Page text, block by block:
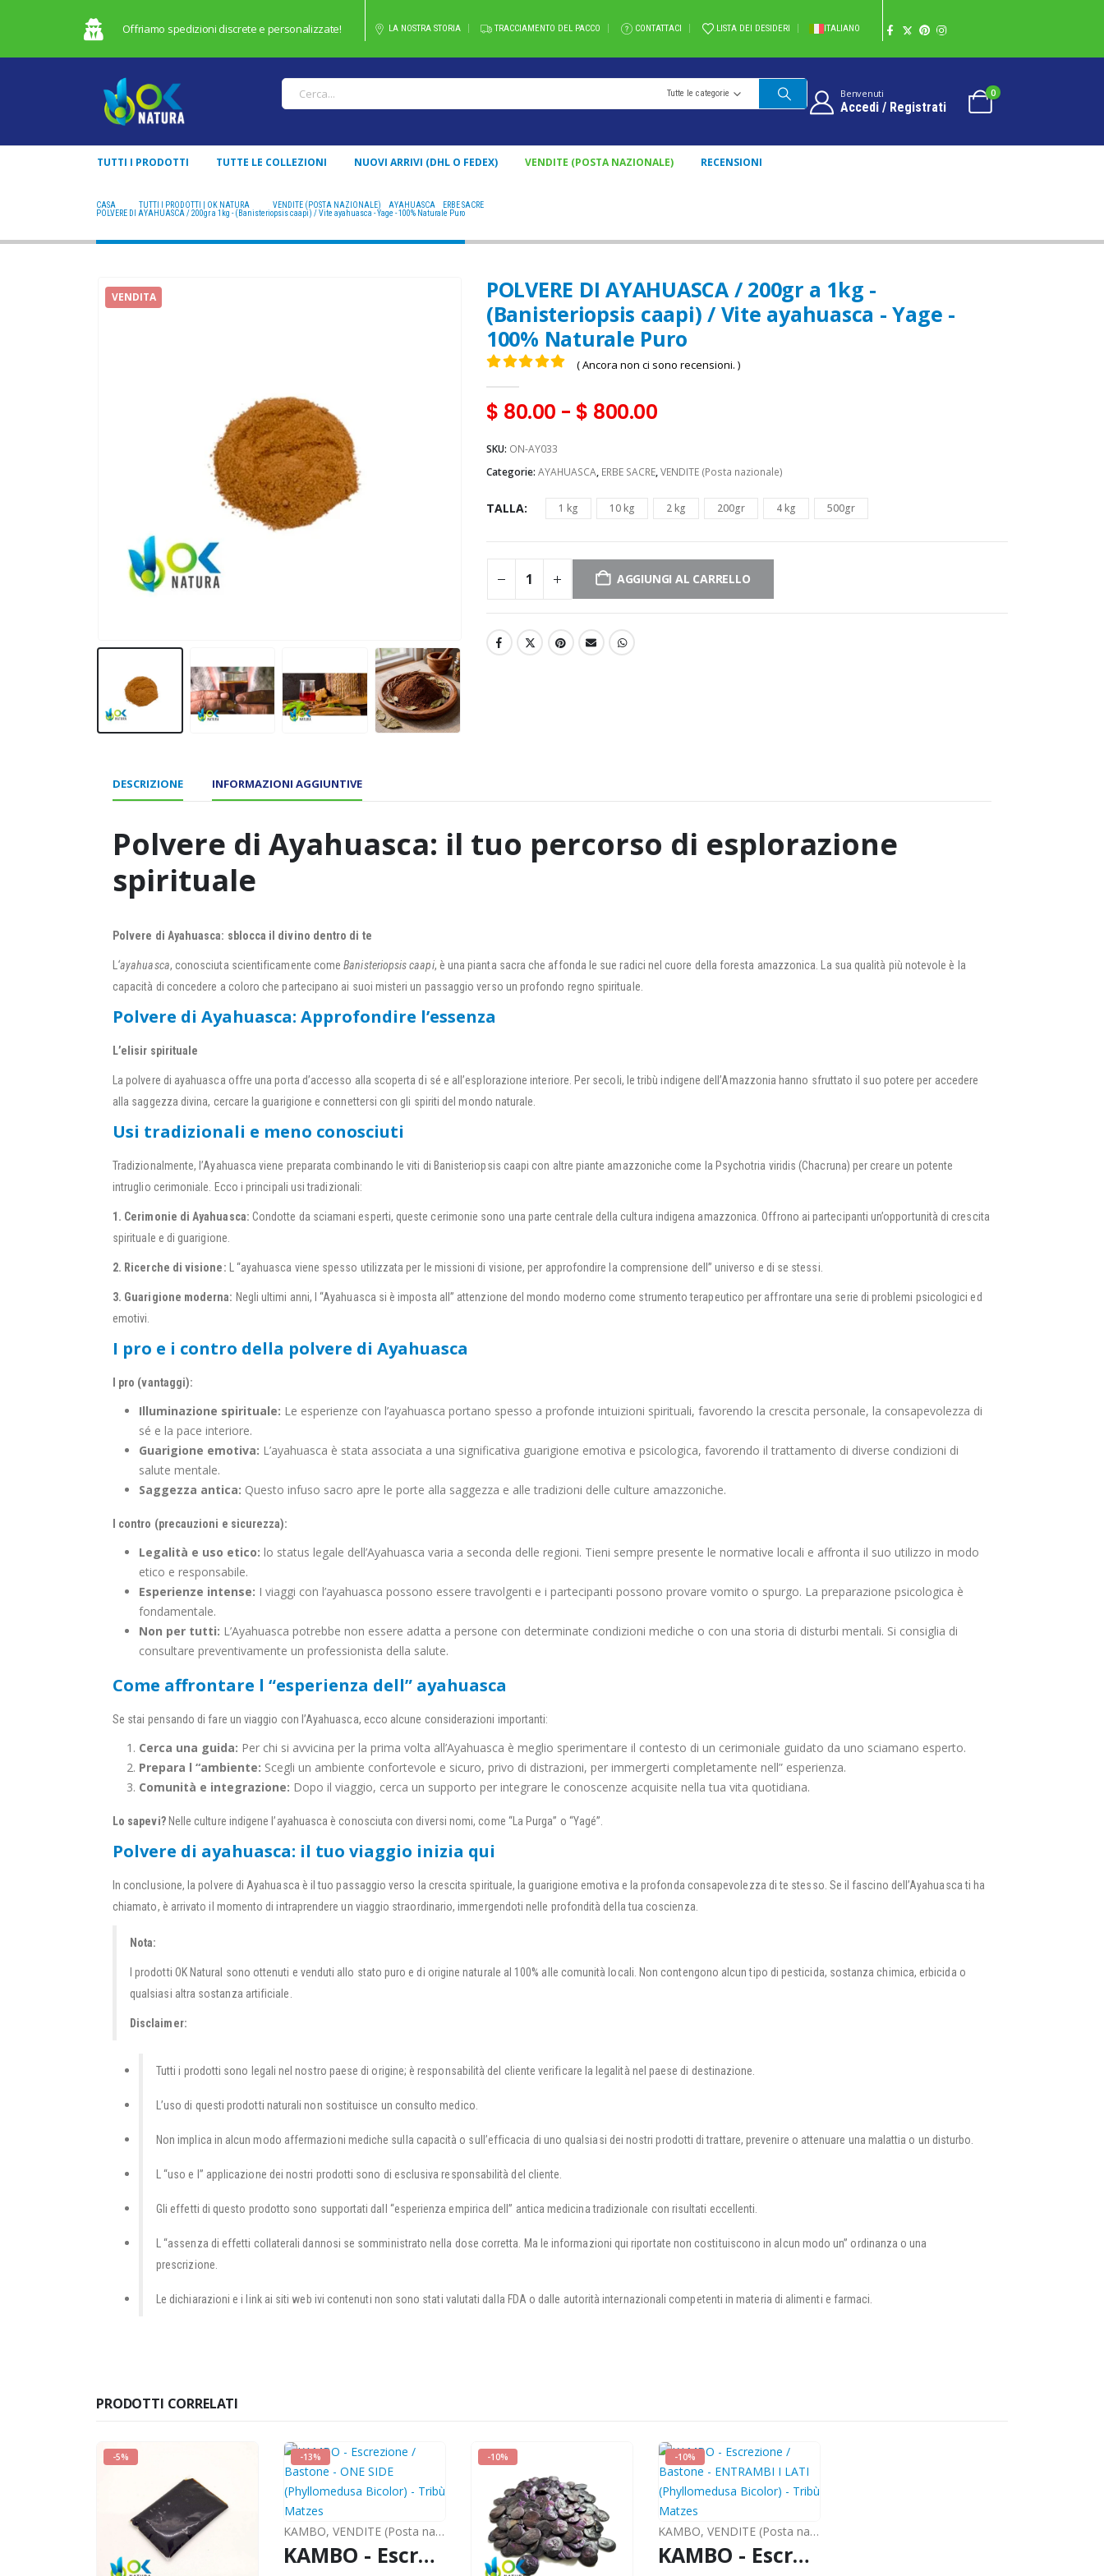
Offriamo spedizioni discrete e personalizzate! LA NOSTRA STORIA TRACCIAMENTO DEL PACCO CONTATTACI LISTA DEI DESIDERI ITALIANO
Tutte le categorie Benvenuti
Accedi / Registrati
0
TUTTI I PRODOTTI TUTTE LE COLLEZIONI NUOVI ARRIVI (DHL O FEDEX) VENDITE (POSTA NAZIONALE) RECENSIONI
CASA TUTTI I PRODOTTI | OK NATURA VENDITE (POSTA NAZIONALE) AYAHUASCA ERBE SACRE
POLVERE DI AYAHUASCA / 200gr a 1kg - (Banisteriopsis caapi) / Vite ayahuasca - Yage - 100% Naturale Puro
VENDITA
POLVERE DI AYAHUASCA / 200gr a 1kg -
(Banisteriopsis caapi) / Vite ayahuasca - Yage -
100% Naturale Puro
( Ancora non ci sono recensioni. )
$ 80.00 - $ 800.00
SKU: ON-AY033
Categorie: AYAHUASCA, ERBE SACRE,VENDITE (Posta nazionale)
TALLA 1 kg 10 kg 2 kg 200gr 4 kg 500gr
AGGIUNGI AL CARRELLO
DESCRIZIONE INFORMAZIONI AGGIUNTIVE
Polvere di Ayahuasca: il tuo percorso di esplorazione
spirituale
Polvere di Ayahuasca: sblocca il divino dentro di te
‘ayahuasca, conosciuta scientificamente comeBanisteriopsis caapi, è una pianta sacra che affonda le sue radici nel cuore della foresta amazzonica. La sua qualità più notevole è la
capacità di concedere a coloro che partecipano ai suoi misteri un passaggio verso un profondo regno spirituale.
Polvere di Ayahuasca: Approfondire l’essenza
L’elisir spirituale
La polvere di ayahuasca offre una porta d’accesso alla scoperta di sé e all’esplorazione interiore. Per secoli, le tribù indigene dell’Amazzonia hanno sfruttato il suo potere per accedere
alla saggezza divina, cercare la guarigione e connettersi con gli spiriti del mondo naturale.
Usi tradizionali e meno conosciuti
Tradizionalmente, l’Ayahuasca viene preparata combinando le viti di Banisteriopsis caapi con altre piante amazzoniche come la Psychotria viridis (Chacruna) per creare un potente
intruglio cerimoniale. Ecco i principali usi tradizionali:
1. Cerimonie di Ayahuasca: Condotte da sciamani esperti, queste cerimonie sono una parte centrale della cultura indigena amazzonica. Offrono ai partecipanti un’opportunità di crescita
spirituale e di guarigione.
2. Ricerche di visione: L “ayahuasca viene spesso utilizzata per le missioni di visione, per approfondire la comprensione dell” universo e di se stessi.
3. Guarigione moderna: Negli ultimi anni, l “Ayahuasca si è imposta all” attenzione del mondo moderno come strumento terapeutico per affrontare una serie di problemi psicologici ed
emotivi.
I pro e i contro della polvere di Ayahuasca
I pro (vantaggi):
Illuminazione spirituale: Le esperienze con l’ayahuasca portano spesso a profonde intuizioni spirituali, favorendo la crescita personale, la consapevolezza di
sé e la pace interiore.
Guarigione emotiva: L’ayahuasca è stata associata a una significativa guarigione emotiva e psicologica, favorendo il trattamento di diverse condizioni di
salute mentale.
Saggezza antica: Questo infuso sacro apre le porte alla saggezza e alle tradizioni delle culture amazzoniche.
I contro (precauzioni e sicurezza):
Legalità e uso etico: lo status legale dell’Ayahuasca varia a seconda delle regioni. Tieni sempre presente le normative locali e affronta il suo utilizzo in modo
etico e responsabile.
Esperienze intense: I viaggi con l’ayahuasca possono essere travolgenti e i partecipanti possono provare vomito o spurgo. La preparazione psicologica è
fondamentale.
Non per tutti: L’Ayahuasca potrebbe non essere adatta a persone con determinate condizioni mediche o con una storia di disturbi mentali. Si consiglia di
consultare preventivamente un professionista della salute.
Come affrontare l “esperienza dell” ayahuasca
Se stai pensando di fare un viaggio con l’Ayahuasca, ecco alcune considerazioni importanti:
Cerca una guida: Per chi si avvicina per la prima volta all’Ayahuasca è meglio sperimentare il contesto di un cerimoniale guidato da uno sciamano esperto.
Prepara l “ambiente: Scegli un ambiente confortevole e sicuro, privo di distrazioni, per immergerti completamente nell” esperienza.
Comunità e integrazione: Dopo il viaggio, cerca un supporto per integrare le conoscenze acquisite nella tua vita quotidiana.
Lo sapevi?Nelle culture indigene l’ayahuasca è conosciuta con diversi nomi, come “La Purga” o “Yagé”.
Polvere di ayahuasca: il tuo viaggio inizia qui
In conclusione, la polvere di Ayahuasca è il tuo passaggio verso la crescita spirituale, la guarigione emotiva e la profonda consapevolezza di te stesso. Se il fascino dell’Ayahuasca ti ha
chiamato, è arrivato il momento di intraprendere un viaggio straordinario, immergendoti nelle profondità della tua coscienza.
Nota:
I prodotti OK Natural sono ottenuti e venduti allo stato puro e di origine naturale al 100% alle comunità locali. Non contengono alcun tipo di pesticida, sostanza chimica, erbicida o
qualsiasi altra sostanza artificiale.
Disclaimer:
Tutti i prodotti sono legali nel nostro paese di origine; è responsabilità del cliente verificare la legalità nel paese di destinazione.
L’uso di questi prodotti naturali non sostituisce un consulto medico.
Non implica in alcun modo affermazioni mediche sulla capacità o sull’efficacia di uno qualsiasi dei nostri prodotti di trattare, prevenire o attenuare una malattia o un disturbo.
L “uso e l” applicazione dei nostri prodotti sono di esclusiva responsabilità del cliente.
Gli effetti di questo prodotto sono supportati dall “esperienza empirica dell” antica medicina tradizionale con risultati eccellenti.
L “assenza di effetti collaterali dannosi se somministrato nella dose corretta. Ma le informazioni qui riportate non costituiscono in alcun modo un” ordinanza o una
prescrizione.
Le dichiarazioni e i link ai siti web ivi contenuti non sono stati valutati dalla FDA o dalle autorità internazionali competenti in materia di alimenti e farmaci.
PRODOTTI CORRELATI
-5% -13%
KAMBO, VENDITE (Posta nazionale)
KAMBO - Escrezione / Bastone - ONE SIDE (Phyllomedusa Bicolor) - Tribù Matzes
-10% -10%
KAMBO, VENDITE (Posta nazionale)
KAMBO - Escrezione / Bastone - ENTRAMBI I LATI (Phyllomedusa Bicolor) - Tribù Matzes